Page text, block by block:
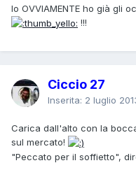
Io OVVIAMENTE ho già gli
!!!
Ciccio 27
Inserita: 2 luglio
Carica dall'alto con la
sul mercato!
"Peccato per il soffietto",